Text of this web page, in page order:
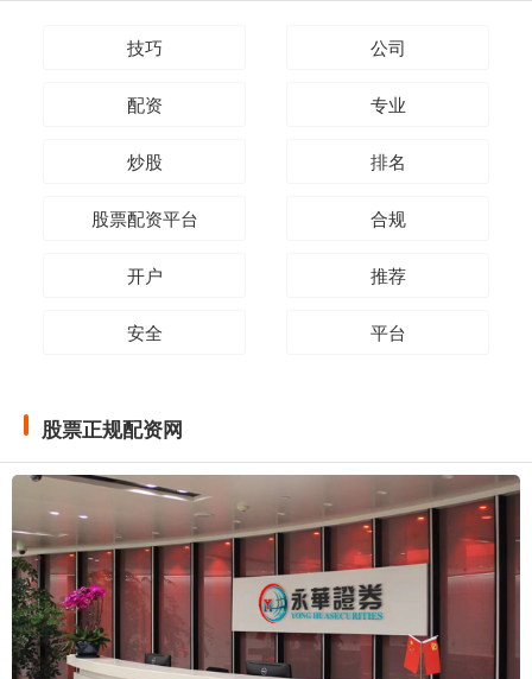
技巧 公司
配资 专业
炒股 排名
股票配资平台 合规
开户 推荐
安全 平台
股票正规配资网